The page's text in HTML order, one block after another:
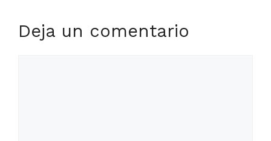
Deja un comentario